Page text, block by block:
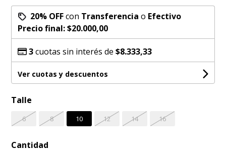
20% OFFcon Transferencia o Efectivo
Precio final:$20.000,00
3cuotas sin interés de$8.333,33
Ver cuotas y descuentos
Talle
6 8 10 12 14 16
Cantidad